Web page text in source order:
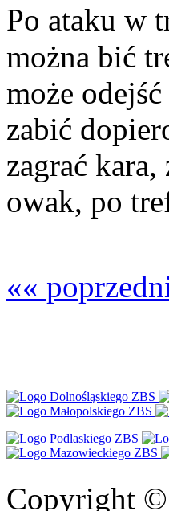
Po ataku w
można bić
może
zabić
zagrać
owak, po
««
Copyright